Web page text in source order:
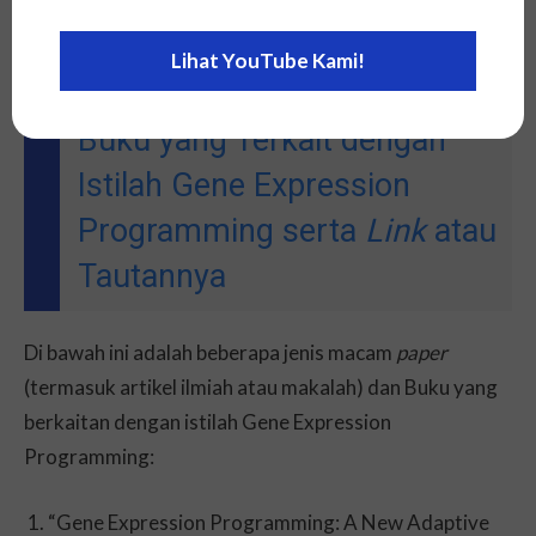
BeberapaPaper(Artikel
Ilmiah atau Makalah) atau
Buku yang Terkait dengan
Istilah Gene Expression
Programming serta Linkatau
Tautannya
Di bawah ini adalah beberapa jenis macam paper
(termasuk artikel ilmiah atau makalah) dan Buku yang
berkaitan dengan istilah Gene Expression
Programming:
“Gene Expression Programming: A New Adaptive
Lihat YouTube Kami!